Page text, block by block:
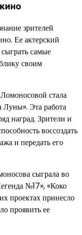
зрителей
Ее актерский
самые
своим
стала
Эта работа
наград. Зрители и
воссоздать
и передать его
сыграла во
№17», «Коко
проектах принесло
проявить ее